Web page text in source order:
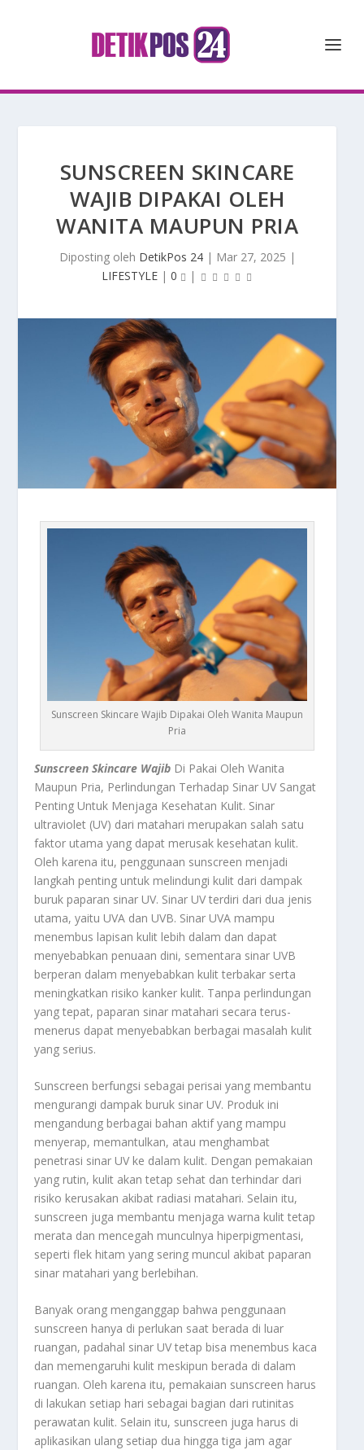
SUNSCREEN SKINCARE
WAJIB DIPAKAI OLEH
WANITA MAUPUN PRIA
Diposting oleh DetikPos 24| Mar 27, 2025 |
LIFESTYLE | 0 |
Sunscreen Skincare Wajib Dipakai Oleh Wanita Maupun
Pria
Sunscreen Skincare Wajib Di Pakai Oleh Wanita
Maupun Pria, Perlindungan Terhadap Sinar UV Sangat
Penting Untuk Menjaga Kesehatan Kulit. Sinar
ultraviolet (UV) dari matahari merupakan salah satu
faktor utama yang dapat merusak kesehatan kulit.
Oleh karena itu, penggunaan sunscreen menjadi
langkah penting untuk melindungi kulit dari dampak
buruk paparan sinar UV. Sinar UV terdiri dari dua jenis
utama, yaitu UVA dan UVB. Sinar UVA mampu
menembus lapisan kulit lebih dalam dan dapat
menyebabkan penuaan dini, sementara sinar UVB
berperan dalam menyebabkan kulit terbakar serta
meningkatkan risiko kanker kulit. Tanpa perlindungan
yang tepat, paparan sinar matahari secara terus-
menerus dapat menyebabkan berbagai masalah kulit
yang serius.
Sunscreen berfungsi sebagai perisai yang membantu
mengurangi dampak buruk sinar UV. Produk ini
mengandung berbagai bahan aktif yang mampu
menyerap, memantulkan, atau menghambat
penetrasi sinar UV ke dalam kulit. Dengan pemakaian
yang rutin, kulit akan tetap sehat dan terhindar dari
risiko kerusakan akibat radiasi matahari. Selain itu,
sunscreen juga membantu menjaga warna kulit tetap
merata dan mencegah munculnya hiperpigmentasi,
seperti flek hitam yang sering muncul akibat paparan
sinar matahari yang berlebihan.
Banyak orang menganggap bahwa penggunaan
sunscreen hanya di perlukan saat berada di luar
ruangan, padahal sinar UV tetap bisa menembus kaca
dan memengaruhi kulit meskipun berada di dalam
ruangan. Oleh karena itu, pemakaian sunscreen harus
di lakukan setiap hari sebagai bagian dari rutinitas
perawatan kulit. Selain itu, sunscreen juga harus di
aplikasikan ulang setiap dua hingga tiga jam agar